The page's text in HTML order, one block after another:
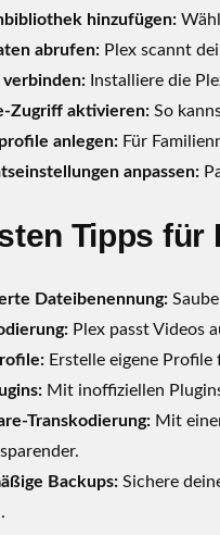
hinzufügen:
abrufen: Plex scannt
Installiere die
Zugriff aktivieren: So
anlegen: Für
anpassen:
Tipps für
Dateibenennung:
Plex passt Videos
Erstelle eigene
Mit inoffiziellen
Transkodierung: Mit
Backups: Sichere